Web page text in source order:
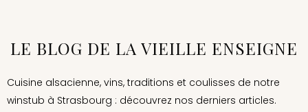
LE BLOG DE LA VIEILLE ENSEIGNE
Cuisine alsacienne, vins, traditions et coulisses de notre
winstub à Strasbourg : découvrez nos derniers articles.